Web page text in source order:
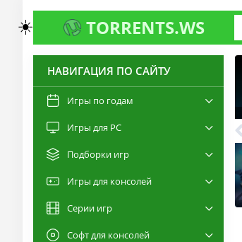
TORRENTS.WS
НАВИГАЦИЯ ПО САЙТУ
Игры по годам
Игры для PC
Подборки игр
Игры для консолей
Серии игр
Софт для консолей
3.0
RESIDENT EVIL 9:
REQUIEM - DELUXE
EDITION V.BUILD
(2026) PC ПИРАТКА
[RUS|ENG] (2026) PC
☀️